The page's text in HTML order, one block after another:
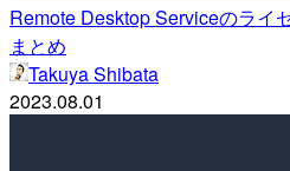
Remote Desktop Serviceのライ
まとめ
Takuya Shibata
2023.08.01